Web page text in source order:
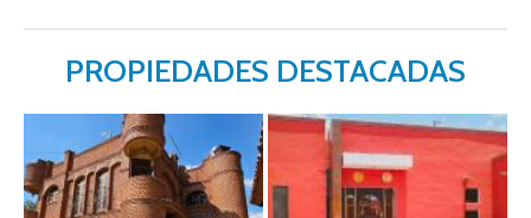
PROPIEDADES DESTACADAS